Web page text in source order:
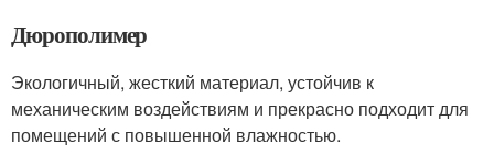
Дюрополимер
Экологичный, жесткий материал, устойчив к
механическим воздействиям и прекрасно подходит для
помещений с повышенной влажностью.